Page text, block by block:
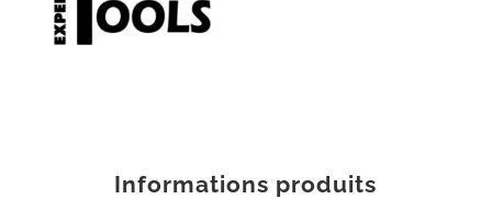
Informations produits